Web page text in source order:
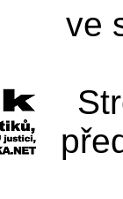
ve